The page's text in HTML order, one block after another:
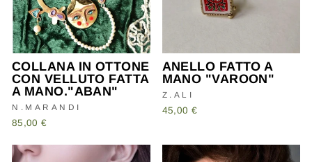
COLLANA IN OTTONE
CON VELLUTO FATTA
A MANO."ABAN"
N.MARANDI
85,00 €
ANELLO FATTO A
MANO "VAROON"
Z.ALI
45,00 €